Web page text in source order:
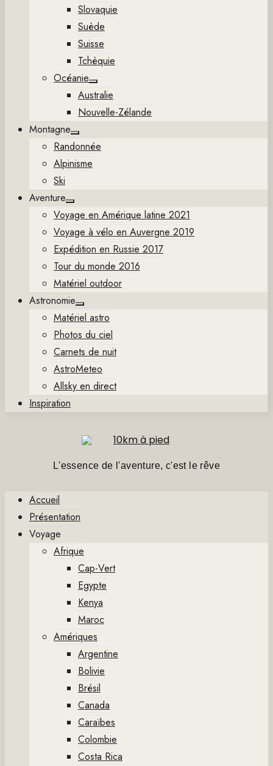
Slovaquie
Suède
Suisse
Tchèquie
Océanie
Show
sub
menu
Australie
Nouvelle-Zélande
Montagne
Show
sub
menu
Randonnée
Alpinisme
Ski
Aventure
Show
sub
menu
Voyage en Amérique latine 2021
Voyage à vélo en Auvergne 2019
Expédition en Russie 2017
Tour du monde 2016
Matériel outdoor
Astronomie
Show
sub
menu
Matériel astro
Photos du ciel
Carnets de nuit
AstroMeteo
Allsky en direct
Inspiration
L'essence de l'aventure, c'est le rêve
Accueil
Présentation
Voyage
Afrique
Cap-Vert
Egypte
Kenya
Maroc
Amériques
Argentine
Bolivie
Brésil
Canada
Caraïbes
Colombie
Costa Rica